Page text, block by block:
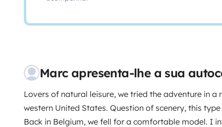
Marc apresenta-lhe a sua
Lovers of natural leisure, we tried the adventure in
western United States. Question of scenery, this
Back in Belgium, we fell for a comfortable model. I